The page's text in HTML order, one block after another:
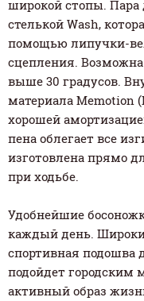
широкой стопы.
стелькой Wash,
помощью липучки-
сцепления.
выше 30 градусов.
материала Memotion
хорошей
пена облегает все
изготовлена прямо
при ходьбе.
Удобнейшие
каждый день.
спортивная подошва
подойдет городским
активный образ